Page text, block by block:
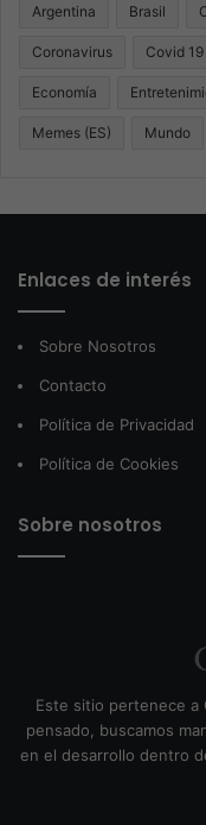
Argentina Brasil
Coronavirus Covid 19
Economía
Memes (ES) Mundo
Enlaces de interés
Sobre Nosotros
Contacto
Política de Privacidad
Política de Cookies
Sobre nosotros
Este sitio pertenece a
pensado, buscamos
en el desarrollo dentro